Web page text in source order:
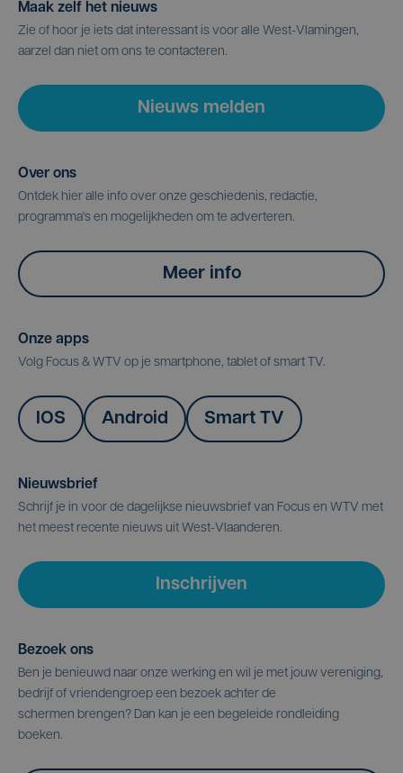
Maak zelf het nieuws
Zie of hoor je iets dat interessant is voor alle West-Vlamingen,
aarzel dan niet om ons te contacteren.
Nieuws melden
Over ons
Ontdek hier alle info over onze geschiedenis, redactie,
programma's en mogelijkheden om te adverteren.
Meer info
Onze apps
Volg Focus & WTV op je smartphone, tablet of smart TV.
IOS Android Smart TV
Nieuwsbrief
Schrijf je in voor de dagelijkse nieuwsbrief van Focus en WTV met
het meest recente nieuws uit West-Vlaanderen.
Inschrijven
Bezoek ons
Ben je benieuwd naar onze werking en wil je met jouw vereniging,
bedrijf of vriendengroep een bezoek achter de
schermen brengen? Dan kan je een begeleide rondleiding
boeken.